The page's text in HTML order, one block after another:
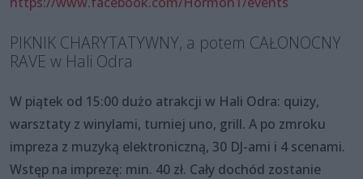
PIKNIK CHARYTATYWNY, a potem CAŁONOCNY
RAVE w Hali Odra
W piątek od 15:00 dużo atrakcji w Hali Odra: quizy,
warsztaty z winylami, turniej uno, grill. A po zmroku
impreza z muzyką elektroniczną, 30 DJ-ami i 4 scenami.
Wstęp na imprezę: min. 40 zł. Cały dochód zostanie